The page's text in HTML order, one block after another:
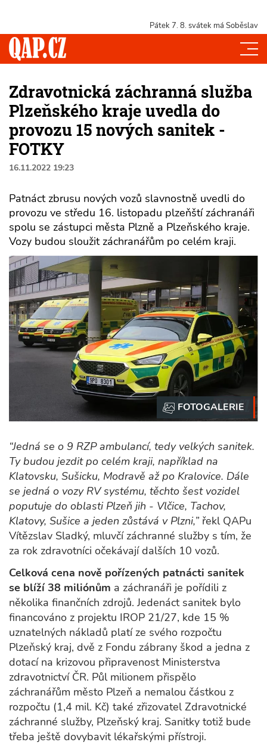
Pátek 7. 8. svátek má Soběslav
Zdravotnická záchranná služba
Plzeňského kraje uvedla do
provozu 15 nových sanitek -
FOTKY
16.11.2022 19:23
Patnáct zbrusu nových vozů slavnostně uvedli do
provozu ve středu 16. listopadu plzeňští záchranáři
spolu se zástupci města Plzně a Plzeňského kraje.
Vozy budou sloužit záchranářům po celém kraji.
“Jedná se o 9 RZP ambulancí, tedy velkých sanitek.
Ty budou jezdit po celém kraji, například na
Klatovsku, Sušicku, Modravě až po Kralovice. Dále
se jedná o vozy RV systému, těchto šest vozidel
poputuje do oblasti Plzeň jih - Vlčice, Tachov,
Klatovy, Sušice a jeden zůstává v Plzni,” řekl QAPu
Vítězslav Sladký, mluvčí záchranné služby s tím, že
za rok zdravotníci očekávají dalších 10 vozů.
Celková cena nově pořízených patnácti sanitek
se blíží 38 miliónům a záchranáři je pořídili z
několika finančních zdrojů. Jedenáct sanitek bylo
financováno z projektu IROP 21/27, kde 15 %
uznatelných nákladů platí ze svého rozpočtu
Plzeňský kraj, dvě z Fondu zábrany škod a jedna z
dotací na krizovou připravenost Ministerstva
zdravotnictví ČR. Půl milionem přispělo
záchranářům město Plzeň a nemalou částkou z
rozpočtu (1,4 mil. Kč) také zřizovatel Zdravotnické
záchranné služby, Plzeňský kraj. Sanitky totiž bude
třeba ještě dovybavit lékařskými přístroji.